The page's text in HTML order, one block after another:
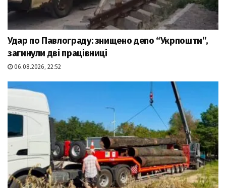
Удар по Павлограду: знищено депо “Укрпошти”,
загинули дві працівниці
06.08.2026, 22:52